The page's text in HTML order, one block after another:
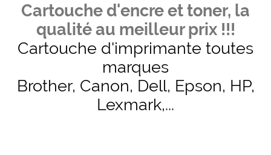
Cartouche d'encre et toner, la
qualité au meilleur prix !!!
Cartouche d'imprimante toutes
marques
Brother, Canon, Dell, Epson, HP,
Lexmark,...